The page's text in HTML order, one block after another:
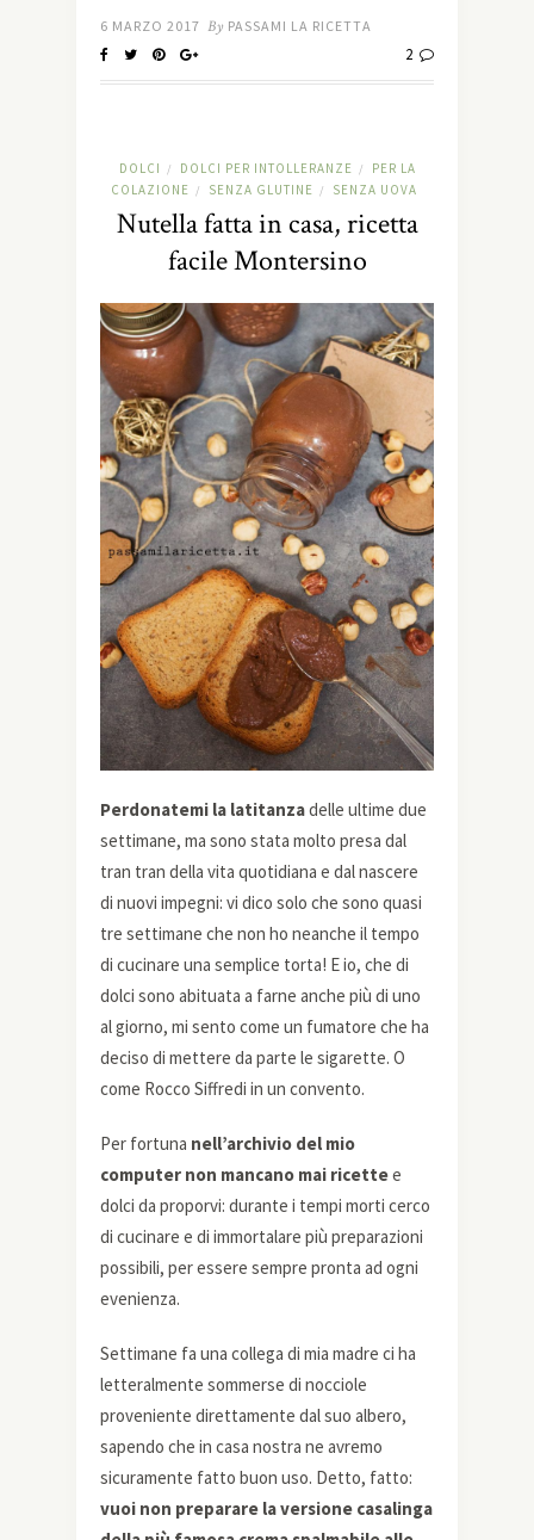
6 MARZO 2017 By PASSAMI LA RICETTA
2
DOLCI / DOLCI PER INTOLLERANZE /
PER LA
COLAZIONE / SENZA GLUTINE / SENZA UOVA
Nutella fatta in casa, ricetta
facile Montersino
Perdonatemi la latitanzadelle ultime due
settimane, ma sono stata molto presa dal
tran tran della vita quotidiana e dal nascere
di nuovi impegni: vi dico solo che sono quasi
tre settimane che non ho neanche il tempo
di cucinare una semplice torta! E io, che di
dolci sono abituata a farne anche più di uno
al giorno, mi sento come un fumatore che ha
deciso di mettere da parte le sigarette. O
come Rocco Siffredi in un convento.
Per fortuna nell’archivio del mio
computer non mancano mai ricettee
dolci da proporvi: durante i tempi morti cerco
di cucinare e di immortalare più preparazioni
possibili, per essere sempre pronta ad ogni
evenienza.
Settimane fa una collega di mia madre ci ha
letteralmente sommerse di nocciole
proveniente direttamente dal suo albero,
sapendo che in casa nostra ne avremo
sicuramente fatto buon uso. Detto, fatto:
vuoi non preparare la versione casalinga